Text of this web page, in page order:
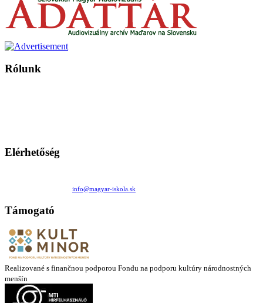
Rólunk
Elérhetőség
info@magyar-iskola.sk
Támogató
Realizované s finančnou podporou Fondu na podporu kultúry národnostných
menšín